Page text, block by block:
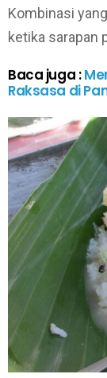
Kombinasi
ketika sarapan
Baca juga :
Raksasa di